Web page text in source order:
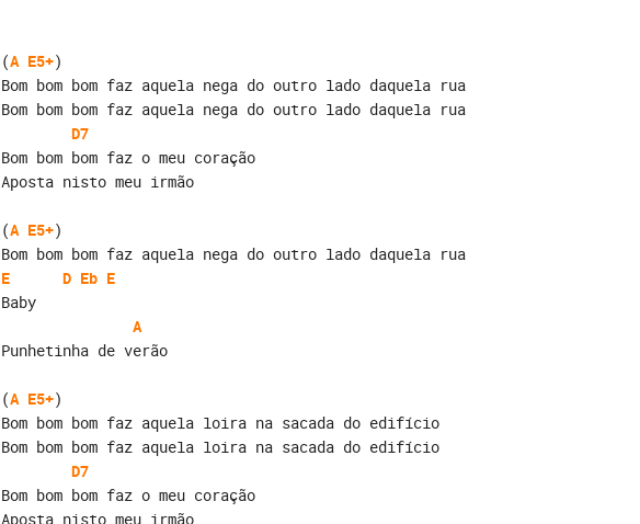
(A E5+)
Bom bom bom faz aquela nega do outro lado daquela rua
Bom bom bom faz aquela nega do outro lado daquela rua
D7
Bom bom bom faz o meu coração
Aposta nisto meu irmão
(A E5+)
Bom bom bom faz aquela nega do outro lado daquela rua
E
D Eb E
Baby
A
Punhetinha de verão
(A E5+)
Bom bom bom faz aquela loira na sacada do edifício
Bom bom bom faz aquela loira na sacada do edifício
D7
Bom bom bom faz o meu coração
Aposta nisto meu irmão